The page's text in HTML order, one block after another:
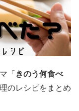
「 きのう何食べ
のレシピをまとめ